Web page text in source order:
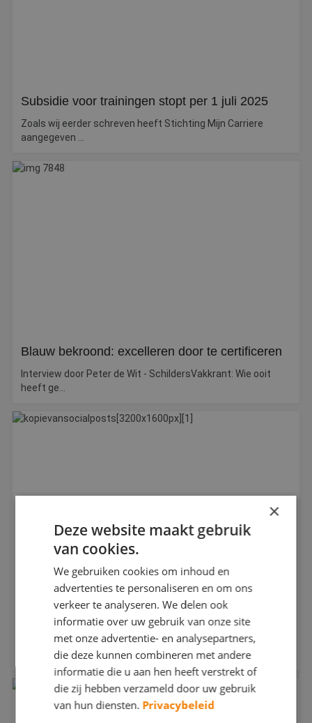
Subsidie voor trainingen stopt per 1 juli 2025
Zoals wij eerder schreven heeft Stichting Mijn Carriere
aangegeven ...
Blauw bekroond: excelleren door te certificeren
Interview door Peter de Wit - SchildersVakkrant: Wie ooit
heeft ge...
Loon- en premiewijzigingen schildersbranche in
Ook in 2025 vinden er weer diverse wijzigingen plaats in
premie's e...
×
Deze website maakt gebruik
van cookies.
We gebruiken cookies om inhoud en
advertenties te personaliseren en om ons
verkeer te analyseren. We delen ook
informatie over uw gebruik van onze site
met onze advertentie- en analysepartners,
die deze kunnen combineren met andere
informatie die u aan hen heeft verstrekt of
die zij hebben verzameld door uw gebruik
van hun diensten. Privacybeleid